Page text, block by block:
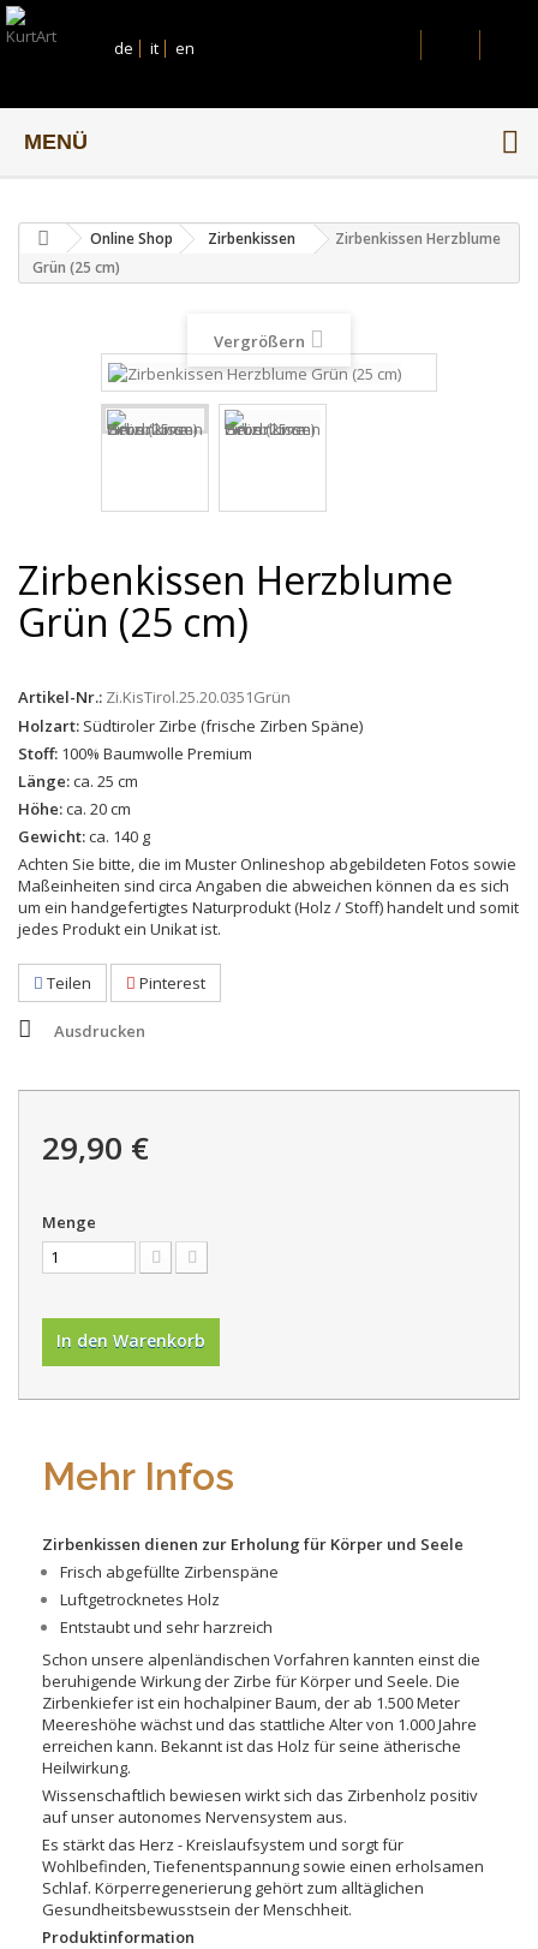
de it en
MENÜ
Online Shop Zirbenkissen
Zirbenkissen Herzblume
Grün (25 cm)
Vergrößern
Zirbenkissen Herzblume
Grün (25 cm)
Artikel-Nr.: Zi.KisTirol.25.20.0351Grün
Holzart: Südtiroler Zirbe (frische Zirben Späne)
Stoff: 100% Baumwolle Premium
Länge:ca. 25 cm
Höhe:ca. 20 cm
Gewicht:ca. 140 g
Achten Sie bitte, die im Muster Onlineshop abgebildeten Fotos sowie
Maßeinheiten sind circa Angaben die abweichen können da es sich
um ein handgefertigtes Naturprodukt (Holz / Stoff) handelt und somit
jedes Produkt ein Unikat ist.
Teilen Pinterest
Ausdrucken
29,90 €
Menge
In den Warenkorb
Mehr Infos
Zirbenkissen dienen zur Erholung für Körper und Seele
Frisch abgefüllte Zirbenspäne
Luftgetrocknetes Holz
Entstaubt und sehr harzreich
Schon unsere alpenländischen Vorfahren kannten einst die
beruhigende Wirkung der Zirbe für Körper und Seele. Die
Zirbenkiefer ist ein hochalpiner Baum, der ab 1.500 Meter
Meereshöhe wächst und das stattliche Alter von 1.000 Jahre
erreichen kann. Bekannt ist das Holz für seine ätherische
Heilwirkung.
Wissenschaftlich bewiesen wirkt sich das Zirbenholz positiv
auf unser autonomes Nervensystem aus.
Es stärkt das Herz - Kreislaufsystem und sorgt für
Wohlbefinden, Tiefenentspannung sowie einen erholsamen
Schlaf. Körperregenerierung gehört zum alltäglichen
Gesundheitsbewusstsein der Menschheit.
Produktinformation